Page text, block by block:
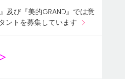
及び『美的GRAND』では意
ントを募集しています